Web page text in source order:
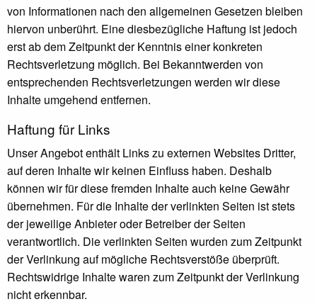
von Informationen nach den allgemeinen Gesetzen bleiben
hiervon unberührt. Eine diesbezügliche Haftung ist jedoch
erst ab dem Zeitpunkt der Kenntnis einer konkreten
Rechtsverletzung möglich. Bei Bekanntwerden von
entsprechenden Rechtsverletzungen werden wir diese
Inhalte umgehend entfernen.
Haftung für Links
Unser Angebot enthält Links zu externen Websites Dritter,
auf deren Inhalte wir keinen Einfluss haben. Deshalb
können wir für diese fremden Inhalte auch keine Gewähr
übernehmen. Für die Inhalte der verlinkten Seiten ist stets
der jeweilige Anbieter oder Betreiber der Seiten
verantwortlich. Die verlinkten Seiten wurden zum Zeitpunkt
der Verlinkung auf mögliche Rechtsverstöße überprüft.
Rechtswidrige Inhalte waren zum Zeitpunkt der Verlinkung
nicht erkennbar.